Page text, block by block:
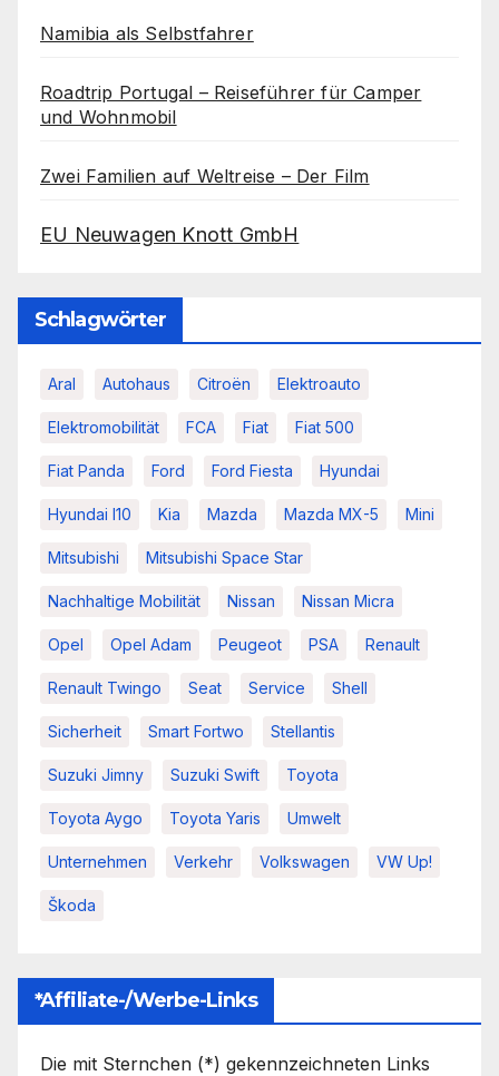
Namibia als Selbstfahrer
Roadtrip Portugal – Reiseführer für Camper
und Wohnmobil
Zwei Familien auf Weltreise – Der Film
EU Neuwagen Knott GmbH
Schlagwörter
Aral Autohaus Citroën Elektroauto
Elektromobilität FCA Fiat Fiat 500
Fiat Panda Ford Ford Fiesta Hyundai
Hyundai I10 Kia Mazda Mazda MX-5 Mini
Mitsubishi Mitsubishi Space Star
Nachhaltige Mobilität Nissan Nissan Micra
Opel Opel Adam Peugeot PSA Renault
Renault Twingo Seat Service Shell
Sicherheit Smart Fortwo Stellantis
Suzuki Jimny Suzuki Swift Toyota
Toyota Aygo Toyota Yaris Umwelt
Unternehmen Verkehr Volkswagen VW Up!
Škoda
*Affiliate-/Werbe-Links
Die mit Sternchen (*) gekennzeichneten Links